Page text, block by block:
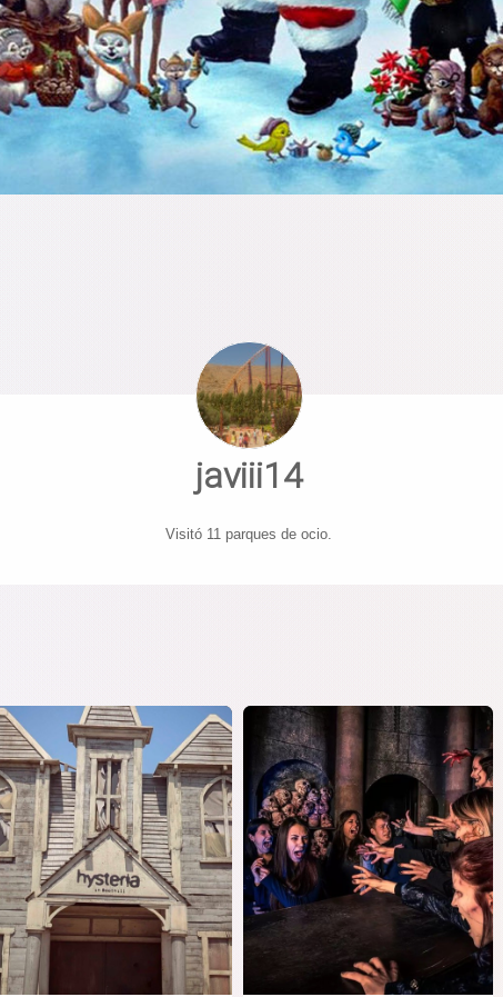
javiii14
Visitó 11 parques de ocio.